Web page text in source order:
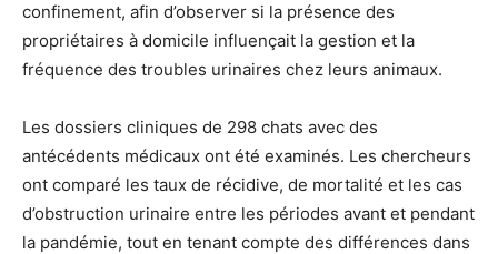
confinement, afin d’observer si la présence des
propriétaires à domicile influençait la gestion et la
fréquence des troubles urinaires chez leurs animaux.
Les dossiers cliniques de 298 chats avec des
antécédents médicaux ont été examinés. Les chercheurs
ont comparé les taux de récidive, de mortalité et les cas
d’obstruction urinaire entre les périodes avant et pendant
la pandémie, tout en tenant compte des différences dans